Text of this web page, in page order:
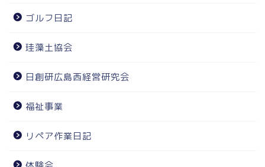
ゴルフ日記
珪藻土協会
日創研広島西経営研究会
福祉事業
リペア作業日記